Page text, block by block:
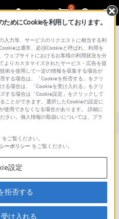
0
合わせ 記録メディア
扱説明書 Q&A
品に関する重要なお知らせ
知らせ
動画でサポートご利用にあたってのお願い
ソーシャ
ださい。
めにCookieを利用しております。
入力等、サービスのリクエストに相当する利
は通常、必須Cookieと呼ばれ、利用を
ウェブサイトにおけるお客様の利用状況を分
よりカスタマイズされたサービス・広告を提
術を使用して一定の情報を収集する場合が
する場合は、「Cookieを拒否する」をクリ
る場合は、「Cookieを受け入れる」をクリ
する場合は「Cookie設定」をクリックして
ことができます。選択したCookieの設定に
使用できなくなる場合があります。 詳細に
さい。個人情報の取扱いについては、プラ
をご覧ください。
ーポリシー をご覧ください。
設定
拒否する
け入れる